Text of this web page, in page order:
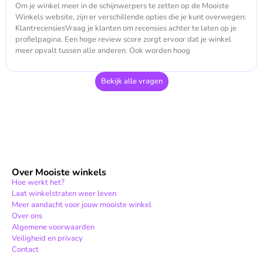
Om je winkel meer in de schijnwerpers te zetten op de Mooiste
Winkels website, zijn er verschillende opties die je kunt overwegen:
KlantrecensiesVraag je klanten om recensies achter te laten op je
profielpagina. Een hoge review score zorgt ervoor dat je winkel
meer opvalt tussen alle anderen. Ook worden hoog
Bekijk alle vragen
Over Mooiste winkels
Hoe werkt het?
Laat winkelstraten weer leven
Meer aandacht voor jouw mooiste winkel
Over ons
Algemene voorwaarden
Veiligheid en privacy
Contact